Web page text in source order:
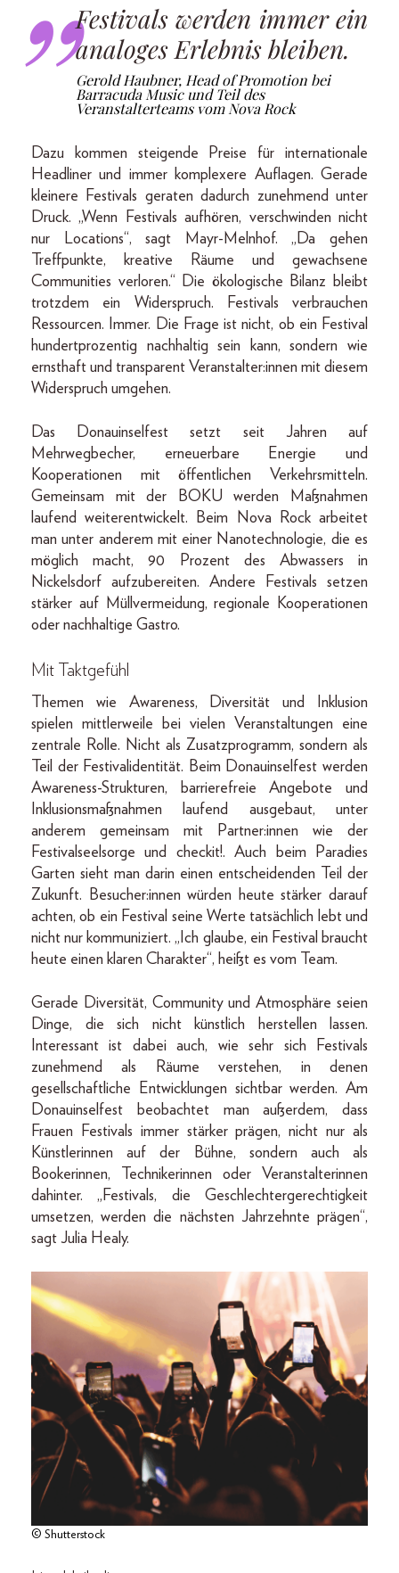
Festivals werden immer ein
analoges Erlebnis bleiben.
Gerold Haubner, Head of Promotion bei
Barracuda Music und Teil des
Veranstalterteams vom Nova Rock
Dazu kommen steigende Preise für internationale
Headliner und immer komplexere Auflagen. Gerade
kleinere Festivals geraten dadurch zunehmend unter
Druck. „Wenn Festivals aufhören, verschwinden nicht
nur Locations“, sagt Mayr-Melnhof. „Da gehen
Treffpunkte, kreative Räume und gewachsene
Communities verloren.“ Die ökologische Bilanz bleibt
trotzdem ein Widerspruch. Festivals verbrauchen
Ressourcen. Immer. Die Frage ist nicht, ob ein Festival
hundertprozentig nachhaltig sein kann, sondern wie
ernsthaft und transparent Veranstalter:innen mit diesem
Widerspruch umgehen.
Das Donauinselfest setzt seit Jahren auf
Mehrwegbecher, erneuerbare Energie und
Kooperationen mit öffentlichen Verkehrsmitteln.
Gemeinsam mit der BOKU werden Maßnahmen
laufend weiterentwickelt. Beim Nova Rock arbeitet
man unter anderem mit einer Nanotechnologie, die es
möglich macht, 90 Prozent des Abwassers in
Nickelsdorf aufzubereiten. Andere Festivals setzen
stärker auf Müllvermeidung, regionale Kooperationen
oder nachhaltige Gastro.
Mit Taktgefühl
Themen wie Awareness, Diversität und Inklusion
spielen mittlerweile bei vielen Veranstaltungen eine
zentrale Rolle. Nicht als Zusatzprogramm, sondern als
Teil der Festivalidentität. Beim Donauinselfest werden
Awareness-Strukturen, barrierefreie Angebote und
Inklusionsmaßnahmen laufend ausgebaut, unter
anderem gemeinsam mit Partner:innen wie der
Festivalseelsorge und checkit!. Auch beim Paradies
Garten sieht man darin einen entscheidenden Teil der
Zukunft. Besucher:innen würden heute stärker darauf
achten, ob ein Festival seine Werte tatsächlich lebt und
nicht nur kommuniziert. „Ich glaube, ein Festival braucht
heute einen klaren Charakter“, heißt es vom Team.
Gerade Diversität, Community und Atmosphäre seien
Dinge, die sich nicht künstlich herstellen lassen.
Interessant ist dabei auch, wie sehr sich Festivals
zunehmend als Räume verstehen, in denen
gesellschaftliche Entwicklungen sichtbar werden. Am
Donauinselfest beobachtet man außerdem, dass
Frauen Festivals immer stärker prägen, nicht nur als
Künstlerinnen auf der Bühne, sondern auch als
Bookerinnen, Technikerinnen oder Veranstalterinnen
dahinter. „Festivals, die Geschlechtergerechtigkeit
umsetzen, werden die nächsten Jahrzehnte prägen“,
sagt Julia Healy.
© Shutterstock